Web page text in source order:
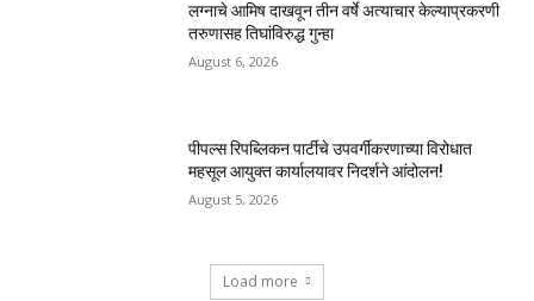
लग्नाचे आमिष दाखवून तीन वर्षे अत्याचार केल्याप्रकरणी
तरुणासह तिघांविरुद्ध गुन्हा
August 6, 2026
पीपल्स रिपब्लिकन पार्टीचे उपवर्गीकरणाच्या विरोधात
महसूल आयुक्त कार्यालयावर निदर्शने आंदोलन!
August 5, 2026
Load more